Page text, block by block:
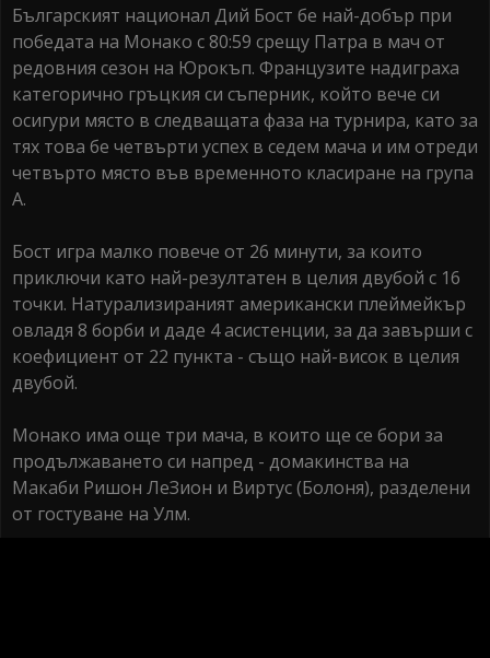
Българският национал Дий Бост бе най-добър при
победата на Монако с 80:59 срещу Патра в мач от
редовния сезон на Юрокъп. Французите надиграха
категорично гръцкия си съперник, който вече си
осигури място в следващата фаза на турнира, като за
тях това бе четвърти успех в седем мача и им отреди
четвърто място във временното класиране на група
А.
Бост игра малко повече от 26 минути, за които
приключи като най-резултатен в целия двубой с 16
точки. Натурализираният американски плеймейкър
овладя 8 борби и даде 4 асистенции, за да завърши с
коефициент от 22 пункта - също най-висок в целия
двубой.
Монако има още три мача, в които ще се бори за
продължаването си напред - домакинства на
Макаби Ришон ЛеЗион и Виртус (Болоня), разделени
от гостуване на Улм.